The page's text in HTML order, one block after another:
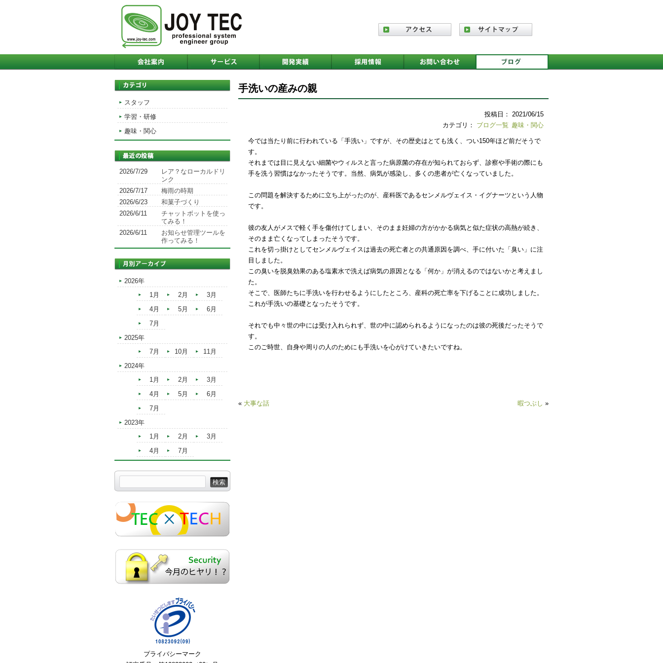
手洗いの産みの親
投稿日： 2021/06/15
カテゴリ： ブログ一覧 趣味・関心
今では当たり前に行われている「手洗い」ですが、その歴史はとても浅く、つい150年ほど前だそうで
す。
それまでは目に見えない細菌やウィルスと言った病原菌の存在が知られておらず、診察や手術の際にも
手を洗う習慣はなかったそうです。当然、病気が感染し、多くの患者が亡くなっていました。
この問題を解決するために立ち上がったのが、産科医であるセンメルヴェイス・イグナーツという人物
です。
彼の友人がメスで軽く手を傷付けてしまい、そのまま妊婦の方がかかる病気と似た症状の高熱が続き、
そのまま亡くなってしまったそうです。
これを切っ掛けとしてセンメルヴェイスは過去の死亡者との共通原因を調べ、手に付いた「臭い」に注
目しました。
この臭いを脱臭効果のある塩素水で洗えば病気の原因となる「何か」が消えるのではないかと考えまし
た。
そこで、医師たちに手洗いを行わせるようにしたところ、産科の死亡率を下げることに成功しました。
これが手洗いの基礎となったそうです。
それでも中々世の中には受け入れられず、世の中に認められるようになったのは彼の死後だったそうで
す。
このご時世、自身や周りの人のためにも手洗いを心がけていきたいですね。
« 大事な話 暇つぶし »
スタッフ
学習・研修
趣味・関心
2026/7/29
レア？なローカルドリ
ンク
2026/7/17
梅雨の時期
2026/6/23
和菓子づくり
2026/6/11
チャットボットを使っ
てみる！
2026/6/11
お知らせ管理ツールを
作ってみる！
2026年
1月
2月
3月
4月
5月
6月
7月
2025年
7月
10月
11月
2024年
1月
2月
3月
4月
5月
6月
7月
2023年
1月
2月
3月
4月
7月
プライバシーマーク